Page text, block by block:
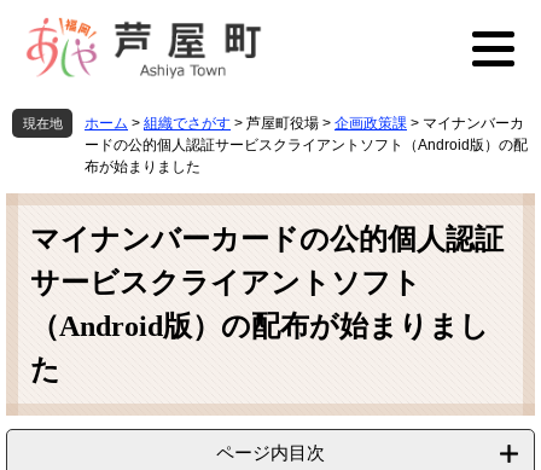
先
頭
す
を
飛
し
現在地 ホーム > 組織でさがす > 芦屋町役場 > 企画政策課 > マイナンバーカ
ードの公的個人認証サービスクライアントソフト（Android版）の配
布が始まりました
本
マイナンバーカードの公的個人認証
サービスクライアントソフト
（Android版）の配布が始まりまし
た
ページ内目次